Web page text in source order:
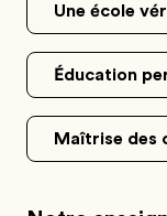
Une école
Éducation
Maîtrise des